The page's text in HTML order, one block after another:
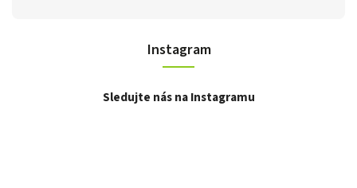
Instagram
Sledujte nás na Instagramu